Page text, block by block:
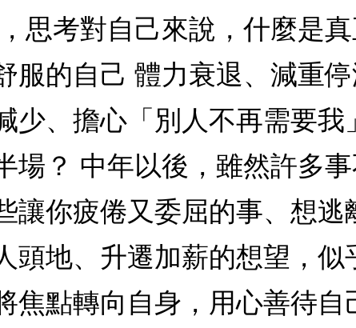
思考對自己來說，什麼是
服的自己 體力衰退、減重
少、擔心「別人不再需要
場？ 中年以後，雖然許多
讓你疲倦又委屈的事、想
頭地、升遷加薪的想望，
焦點轉向自身，用心善待自